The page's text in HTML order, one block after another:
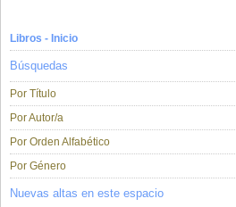
Libros - Inicio
Búsquedas
Por Título
Por Autor/a
Por Orden Alfabético
Por Género
Nuevas altas en este espacio